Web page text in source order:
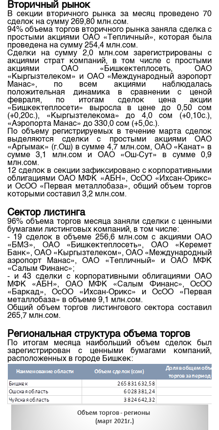
Вторичный рынок
В секции вторичного рынка за месяц проведено 70
сделок на сумму 269,80 млн.сом.
94% объема торгов вторичного рынка заняла сделка с
простыми акциями ОАО «Тепличный», которая была
проведена на сумму 254,4 млн.сом.
Сделки на сумму 2,0 млн.сом зарегистрированы с
акциями страт компаний, в том числе с простыми
акциями ОАО «Бишкектеплосеть, ОАО
«Кыргызтелеком» и ОАО «Международный аэропорт
Манас», по всем акциями наблюдалась
положительная динамика в сравнении с ценой
февраля, по итогам сделок цена акции
«Бишкектеплосети» выросла в цене до 0,50 сом
(+0,20с.), «Кыргызтелекома» до 4,0 сом (+0,10с.),
«Аэропорта Манас» до 330,0 сом (+5,0с.).
По объему регистрируемых в течение марта сделок
выделяются сделки с простыми акциями ОАО
«Аргымак» (г.Ош) в сумме 4,7 млн.сом, ОАО «Канат» в
сумме 3,1 млн.сом и ОАО «Ош-Сут» в сумме 0,9
млн.сом.
12 сделок в секции зафиксировано с корпоративными
облигациями ОАО МФК «АБН», ОсОО «Ихсан-Орикс»
и ОсОО «Первая металлобаза», общий объем торгов
которыми составил 3,2 млн.сом.
Сектор листинга
96% объема торгов месяца заняли сделки с ценными
бумагами листинговых компаний, в том числе:
- 19 сделок в объеме 256,6 млн.сом с акциями ОАО
«БМЗ», ОАО «Бишкектеплосеть», ОАО «Керемет
Банк», ОАО «Кыргызтелеком», ОАО «Международный
аэропорт Манас», ОАО «Тепличный» и ОАО МФК
«Салым Финанс»;
- и 43 сделки с корпоративными облигациями ОАО
МФК «АБН», ОАО МФК «Салым Финанс», ОсОО
«Баркад», ОсОО «Ихсан-Орикс» и ОсОО «Первая
металлобаза» в объеме 9,1 млн.сом.
Общий объем торгов листингового сектора составил
265,7 млн.сом.
Региональная структура объема торгов
По итогам месяца наибольший объем сделок был
зарегистрирован с ценными бумагами компаний,
расположенных в городе Бишкек: